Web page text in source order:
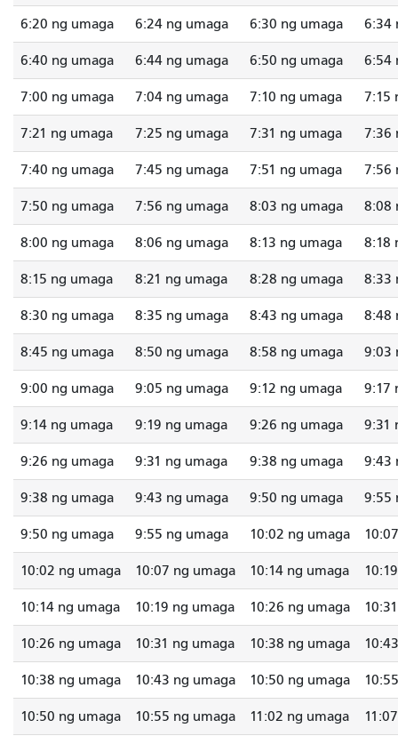
6:20 ng umaga 6:24 ng umaga 6:30 ng umaga 6:34
6:40 ng umaga 6:44 ng umaga 6:50 ng umaga 6:54
7:00 ng umaga 7:04 ng umaga 7:10 ng umaga 7:15
7:21 ng umaga 7:25 ng umaga 7:31 ng umaga 7:36
7:40 ng umaga 7:45 ng umaga 7:51 ng umaga 7:56
7:50 ng umaga 7:56 ng umaga 8:03 ng umaga 8:08
8:00 ng umaga 8:06 ng umaga 8:13 ng umaga 8:18
8:15 ng umaga 8:21 ng umaga 8:28 ng umaga 8:33
8:30 ng umaga 8:35 ng umaga 8:43 ng umaga 8:48
8:45 ng umaga 8:50 ng umaga 8:58 ng umaga 9:03
9:00 ng umaga 9:05 ng umaga 9:12 ng umaga 9:17
9:14 ng umaga 9:19 ng umaga 9:26 ng umaga 9:31
9:26 ng umaga 9:31 ng umaga 9:38 ng umaga 9:43
9:38 ng umaga 9:43 ng umaga 9:50 ng umaga 9:55
9:50 ng umaga 9:55 ng umaga 10:02 ng umaga
10:02 ng umaga 10:07 ng umaga 10:14 ng umaga
10:14 ng umaga 10:19 ng umaga 10:26 ng umaga
10:26 ng umaga 10:31 ng umaga 10:38 ng umaga
10:38 ng umaga 10:43 ng umaga 10:50 ng umaga
10:50 ng umaga 10:55 ng umaga 11:02 ng umaga